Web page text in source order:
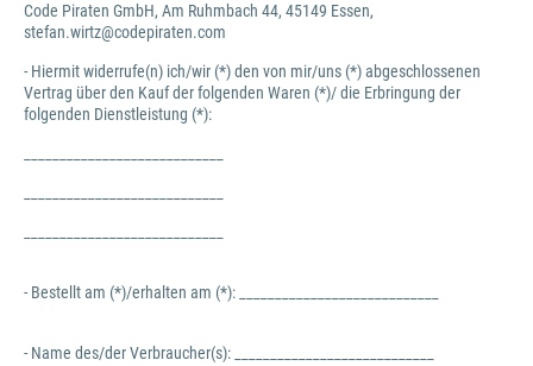
Code Piraten GmbH, Am Ruhmbach 44, 45149 Essen,
stefan.wirtz@codepiraten.com
- Hiermit widerrufe(n) ich/wir (*) den von mir/uns (*) abgeschlossenen
Vertrag über den Kauf der folgenden Waren (*)/ die Erbringung der
folgenden Dienstleistung (*):
- Bestellt am (*)/erhalten am (*): ____________________________
- Name des/der Verbraucher(s): ____________________________